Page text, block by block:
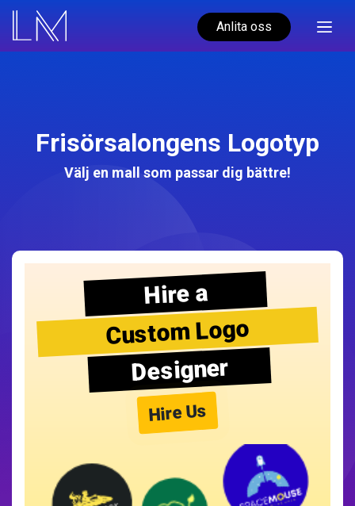
Anlita oss
Frisörsalongens Logotyp
Välj en mall som passar dig bättre!
Hire a
Custom Logo
Designer
Hire Us